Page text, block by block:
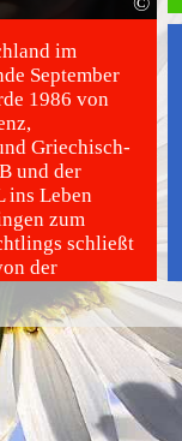
im
September
1986 von
Griechisch-
und der
ins Leben
zum
schließt
der
koordiniert.
Aktionstag